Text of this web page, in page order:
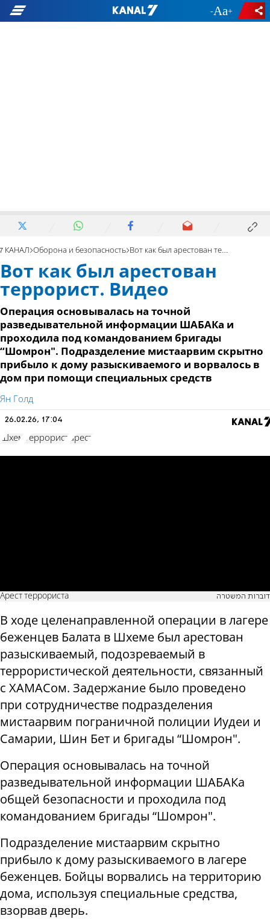
- +
7 КАНАЛ Оборона и безопасность Вот как был арестован террорист. Видео
Вот как был арестован
террорист. Видео
Операция основывалась на точной
разведывательной информации ШАБАКа и
проходила под командованием бригады
“Шомрон". Подразделение мистаарвим скрытно
прибыло к дому разыскиваемого и ворвалось в
дом при помощи специальных средств
Ян Голд
26.02.26, 17:04
Шхем Террорист арест
Арест террориста דוברות המשטרה
В ходе целенаправленной операции в лагере
беженцев Балата в Шхеме был арестован
разыскиваемый, подозреваемый в
террористической деятельности, связанный
с ХАМАСом. Задержание было проведено
при сотрудничестве подразделения
мистаарвим пограничной полиции Иудеи и
Самарии, Шин Бет и бригады “Шомрон".
Операция основывалась на точной
разведывательной информации ШАБАКа
общей безопасности и проходила под
командованием бригады “Шомрон".
Подразделение мистаарвим скрытно
прибыло к дому разыскиваемого в лагере
беженцев. Бойцы ворвались на территорию
дома, используя специальные средства,
взорвав дверь.